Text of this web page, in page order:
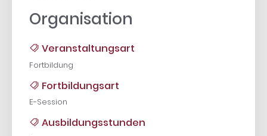
Organisation
Veranstaltungsart
Fortbildung
Fortbildungsart
E-Session
Ausbildungsstunden